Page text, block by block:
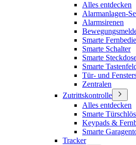
Alles entdecken
Alarmanlagen-
Alarmsirenen
Smarte
Smarte Schalter
Smarte
Smarte
Tür- und
Zentralen
Zutrittskontrolle
Alles entdecken
Smarte
Keypads &
Smarte
Tracker